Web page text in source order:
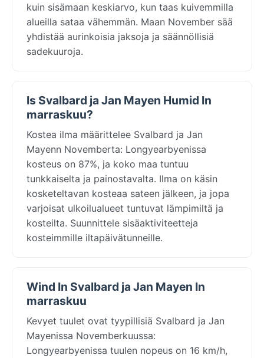
kuin sisämaan keskiarvo, kun taas kuivemmilla
alueilla sataa vähemmän. Maan November sää
yhdistää aurinkoisia jaksoja ja säännöllisiä
sadekuuroja.
Is Svalbard ja Jan Mayen Humid In
marraskuu?
Kostea ilma määrittelee Svalbard ja Jan
Mayenn Novemberta: Longyearbyenissa
kosteus on 87%, ja koko maa tuntuu
tunkkaiselta ja painostavalta. Ilma on käsin
kosketeltavan kosteaa sateen jälkeen, ja jopa
varjoisat ulkoilualueet tuntuvat lämpimiltä ja
kosteilta. Suunnittele sisäaktiviteetteja
kosteimmille iltapäivätunneille.
Wind In Svalbard ja Jan Mayen In
marraskuu
Kevyet tuulet ovat tyypillisiä Svalbard ja Jan
Mayenissa Novemberkuussa:
Longyearbyenissa tuulen nopeus on 16 km/h,